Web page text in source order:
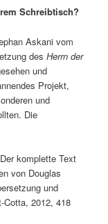
Schreibtisch?
Askani vom
desHerrn der
und
Projekt,
und
Die
komplette Text
von Douglas
und
Cotta, 2012, 418